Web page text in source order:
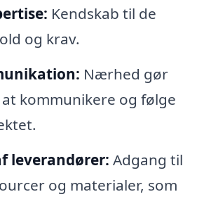
Kendskab til de
og krav.
Nærhed gør
kommunikere og følge
leverandører: Adgang til
og materialer, som